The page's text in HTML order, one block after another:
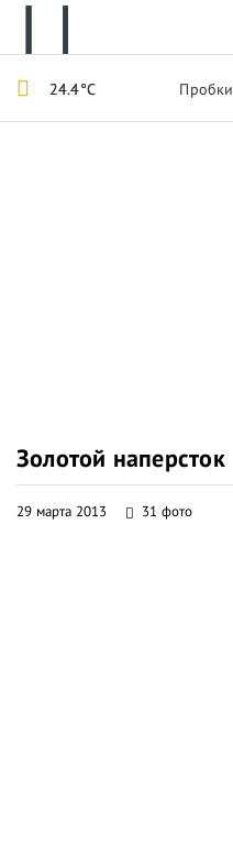
Золотой наперсток
29 марта 2013 31 фото
24.4°C Пробки